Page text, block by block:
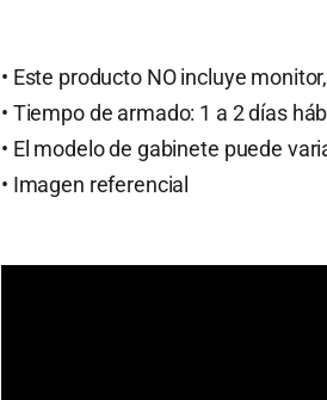
• Este producto NO incluye
• Tiempo de armado: 1 a 2 días
• El modelo de gabinete puede
• Imagen referencial